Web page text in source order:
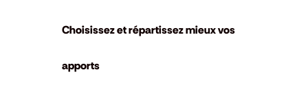
Choisissez et répartissez mieux vos
apports